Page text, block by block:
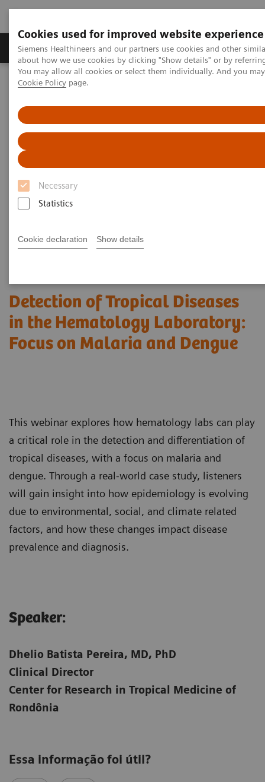
Cookies used for improved website experience
Siemens Healthineers and our partners use cookies and other
about how we use cookies by clicking "Show details" or by
You may allow all cookies or select them individually. And you
Cookie Policy page.
Necessary
Statistics
Cookie declaration Show details
Produtos e serviços Especialidades Clínicas e
Siemens Healthineers Brasil
Detection of Tropical Diseases in the Hematology Laboratory: Focus
on Malaria and Dengue
Detection of Tropical Diseases
in the Hematology Laboratory:
Focus on Malaria and Dengue
This webinar explores how hematology labs can play
a critical role in the detection and differentiation of
tropical diseases, with a focus on malaria and
dengue. Through a real-world case study, listeners
will gain insight into how epidemiology is evolving
due to environmental, social, and climate related
factors, and how these changes impact disease
prevalence and diagnosis.
Speaker:​
Dhelio Batista Pereira, MD, PhD
Clinical Director
Center for Research in Tropical Medicine of
Rondônia
Essa informação foi útil?